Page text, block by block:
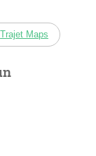
Trajet Maps